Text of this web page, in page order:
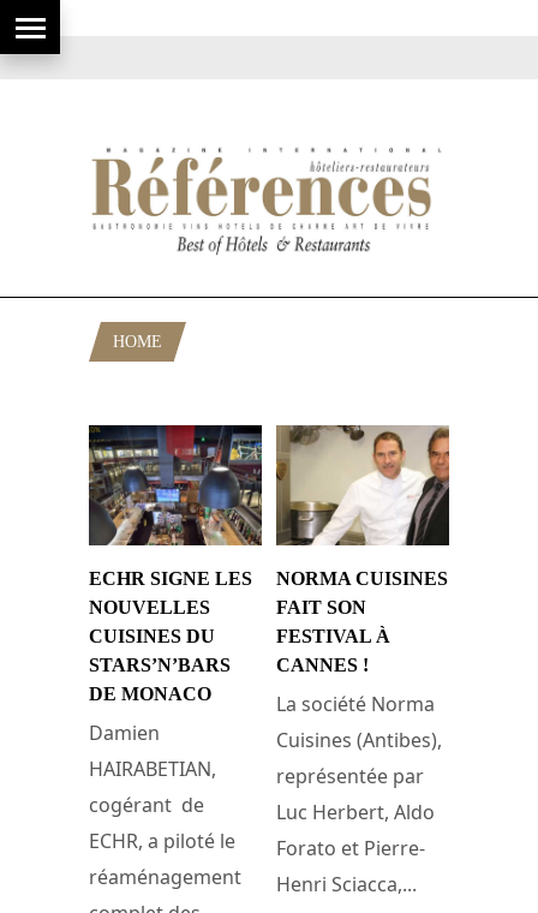
HOME
ECHR SIGNE LES
NOUVELLES
CUISINES DU
STARS’N’BARS
DE MONACO
Damien
HAIRABETIAN,
cogérant de
ECHR, a piloté le
réaménagement
NORMA CUISINES
FAIT SON
FESTIVAL À
CANNES !
La société Norma
Cuisines (Antibes),
représentée par
Luc Herbert, Aldo
Forato et Pierre-
Henri Sciacca,...